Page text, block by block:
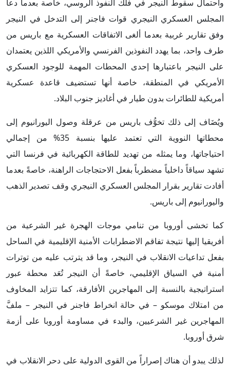
واحتمال سقوط النيجر في فلك النفوذ الروسي، خاصة بعدما دعا
المجلس العسكري النيجري قوات فاجنر إلى التدخل في النيجر
وفق تقارير غربية بعدما ألغى الاتفاقات العسكرية مع باريس من
طرف واحد، بما يهدد النفوذين الفرنسي والأمريكي اللذين يعتمدان
على النيجر باعتبارها إحدى المحطات المهمة للوجود العسكري
الأمريكي في المنطقة، خاصة أنها تستضيف قاعدة عسكرية
أمريكية للطائرات بدون طيار في أغاديز جنوب البلاد.
ويُضَاف إلى ذلك تخوُّف باريس من عرقلة وصول اليورانيوم إلى
محطاتها النووية التي تعتمد عليها بنسبة 35% من إجمالي
احتياجاتها، وما يمثله من تهديد للطاقة الكهربائية في فرنسا التي
تشهد سياقاً داخلياً مضطرباً بفعل الاحتجاجات الراهنة، خاصةً بعدما
أفادت تقارير بقرار المجلس العسكري النيجري وقف تصدير الذهب
واليورانيوم إلى باريس.
كما تخشى أوروبا من تنامي موجات الهجرة غير الشرعية من
أفريقيا إليها نتيجة تفاقم الاضطرابات الأمنية الإقليمية في الساحل
بفعل تداعيات الانقلاب في النيجر، وما قد يترتب عليه من توترات
أمنية في السياق الإقليمي، خاصةً أن النيجر تُعَد محطة عبور
استراتيجية بالنسبة إلى المهاجرين الأفارقة، كما تتزايد المخاوف
من امتلاك موسكو – في حالة انخراط فاجنر في النيجر – ملفَّ
المهاجرين غير الشرعيين، والبدء في مساومة أوروبا على أزمة
شرق أوروبا.
لذلك يبدو أن هناك إصراراً من القوى الدولية على دحر الانقلاب في